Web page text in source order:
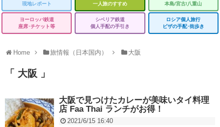
現地レポート
一人旅のすすめ
本島/宮古/八重山
ヨーロッパ鉄道
座席･チケット等
シベリア鉄道
個人手配の手引き
ロシア個人旅行
ビザの手配･街歩き
Home 旅情報（日本国内） 大阪
「 大阪 」
大阪で見つけたカレーが美味いタイ料理
店 Faa Thai ランチがお得！
2021/6/15 16:40